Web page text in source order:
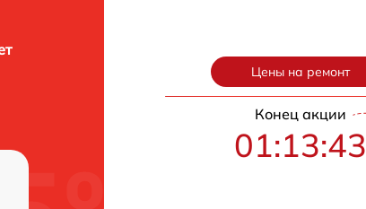
Цены на ремонт
Конец акции
01:13:41